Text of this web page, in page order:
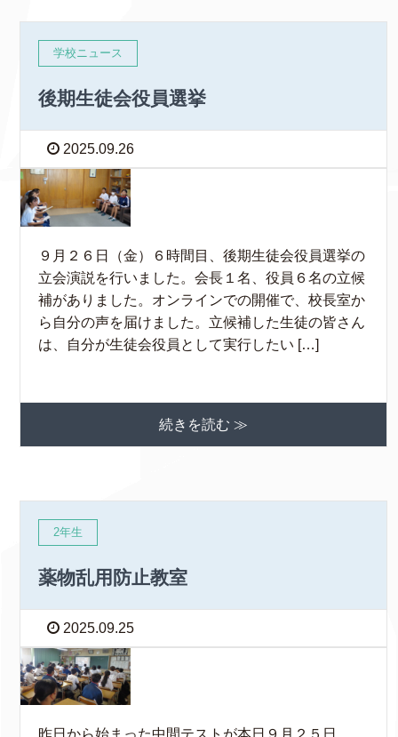
学校ニュース
後期生徒会役員選挙
2025.09.26
９月２６日（金）６時間目、後期生徒会役員選挙の
立会演説を行いました。会長１名、役員６名の立候
補がありました。オンラインでの開催で、校長室か
ら自分の声を届けました。立候補した生徒の皆さん
は、自分が生徒会役員として実行したい […]
続きを読む ≫
2年生
薬物乱用防止教室
2025.09.25